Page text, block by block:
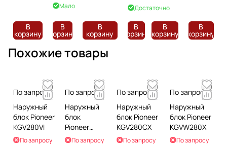
В
корзину
Мало
В
корзину
В
корзину
Достаточно
В
корзину
В
корзину
В
корзину
Похожие товары
По запросу
Наружный
блок Pioneer
KGV280VI
По запросу
По запросу
Наружный
блок
Pioneer
KGV224VI
По запросу
По запросу
Наружный
блок Pioneer
KGV280CX
По запросу
По запросу
Наружный
блок Pioneer
KGVW280X
По запросу